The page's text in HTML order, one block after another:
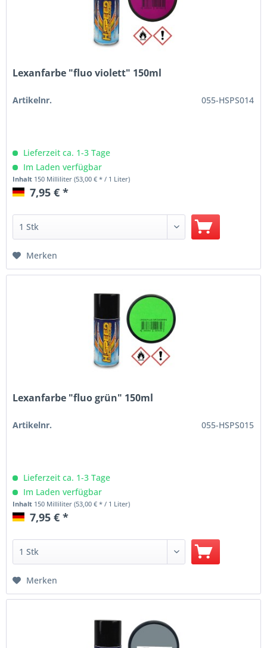
Lexanfarbe "fluo violett" 150ml
Artikelnr. 055-HSPS014
Lieferzeit ca. 1-3 Tage
Im Laden verfügbar
Inhalt 150 Milliliter(53,00 € * / 1 Liter)
7,95 € *
Merken
Lexanfarbe "fluo grün" 150ml
Artikelnr. 055-HSPS015
Lieferzeit ca. 1-3 Tage
Im Laden verfügbar
Inhalt 150 Milliliter(53,00 € * / 1 Liter)
7,95 € *
Merken